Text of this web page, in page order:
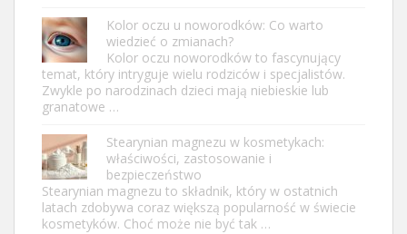
Kolor oczu u noworodków: Co warto
wiedzieć o zmianach?
Kolor oczu noworodków to fascynujący
temat, który intryguje wielu rodziców i specjalistów.
Zwykle po narodzinach dzieci mają niebieskie lub
granatowe …
Stearynian magnezu w kosmetykach:
właściwości, zastosowanie i
bezpieczeństwo
Stearynian magnezu to składnik, który w ostatnich
latach zdobywa coraz większą popularność w świecie
kosmetyków. Choć może nie być tak …